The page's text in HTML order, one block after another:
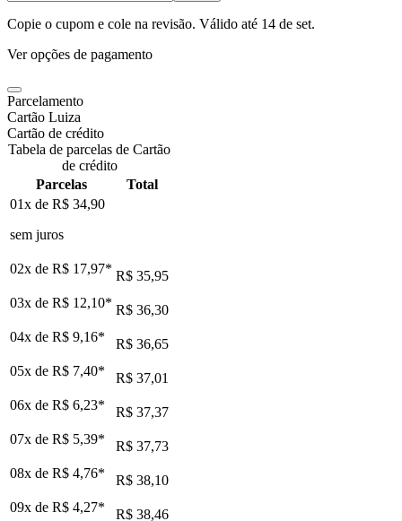
Copie o cupom e cole na revisão. Válido até 14 de set.
Ver opções de pagamento
Parcelamento
Cartão Luiza
Cartão de crédito
Tabela de parcelas de Cartão
de crédito
Parcelas
Total
01x de R$ 34,90
sem juros
02x de R$ 17,97* R$ 35,95
03x de R$ 12,10* R$ 36,30
04x de R$ 9,16*
R$ 36,65
05x de R$ 7,40*
R$ 37,01
06x de R$ 6,23*
R$ 37,37
07x de R$ 5,39*
R$ 37,73
08x de R$ 4,76*
R$ 38,10
09x de R$ 4,27*
R$ 38,46